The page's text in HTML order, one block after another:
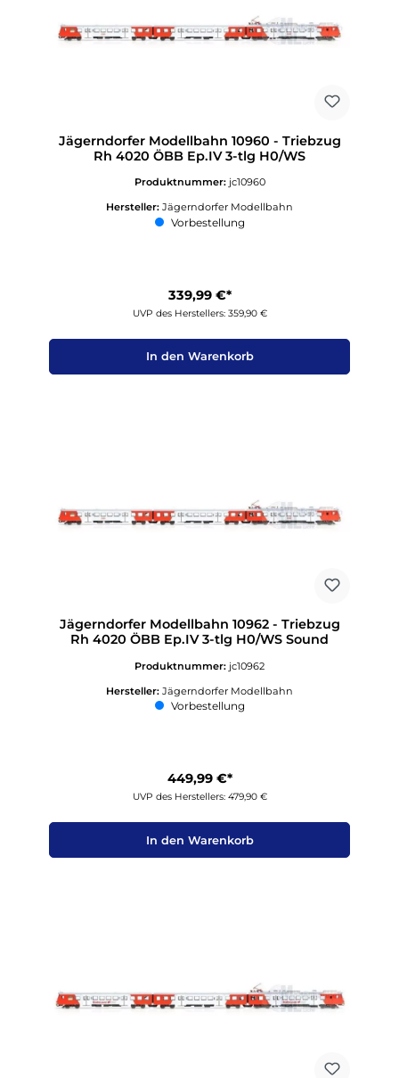
Jägerndorfer Modellbahn 10960 - Triebzug
Rh 4020 ÖBB Ep.IV 3-tlg H0/WS
Produktnummer: jc10960
Hersteller: Jägerndorfer Modellbahn
Vorbestellung
339,99 €*
UVP des Herstellers: 359,90 €
In den Warenkorb
Jägerndorfer Modellbahn 10962 - Triebzug
Rh 4020 ÖBB Ep.IV 3-tlg H0/WS Sound
Produktnummer: jc10962
Hersteller: Jägerndorfer Modellbahn
Vorbestellung
449,99 €*
UVP des Herstellers: 479,90 €
In den Warenkorb